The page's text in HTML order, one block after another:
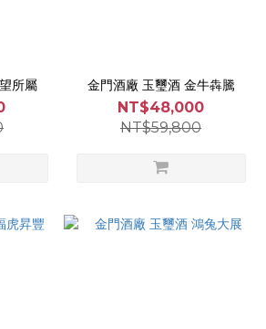
所屬 金門酒廠 玉璽酒 金牛犇騰
NT$48,000
NT$59,800